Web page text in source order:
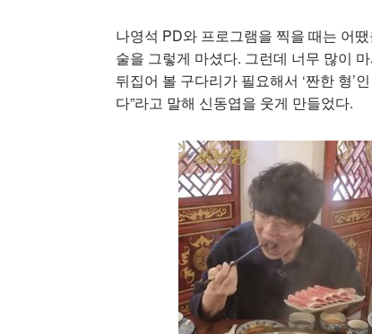
나영석 PD와 프로그램을 찍을 때는 어
술을 그렇게 마셨다. 그런데 너무 많이
뒤집어 볼 구다리가 필요해서 ‘짠한 형’
다”라고 말해 신동엽을 웃게 만들었다.